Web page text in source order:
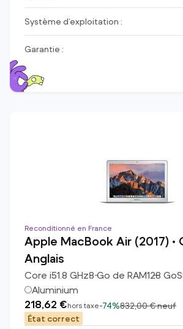
Système d’exploitation :
Garantie :
Reconditionné en France
Apple MacBook Air (2017) •
Anglais
Core i51.8 GHz8Go de RAM128 Go
Aluminium
218,62 €hors taxe-74%832,00 €neuf
État correct